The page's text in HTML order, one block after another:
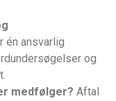
én ansvarlig
og
medfølger? Aftal